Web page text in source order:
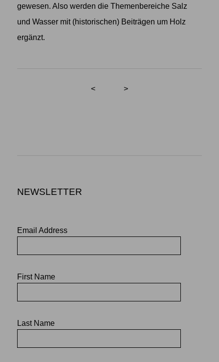
gewesen. Also werden die Themenbereiche Salz
und Wasser mit (historischen) Beiträgen um Holz
ergänzt.
< >
NEWSLETTER
Email Address
First Name
Last Name